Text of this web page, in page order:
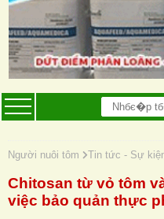
Người nuôi tôm Tin tức - Sự
Chitosan từ vỏ tôm
việc bảo quản thực